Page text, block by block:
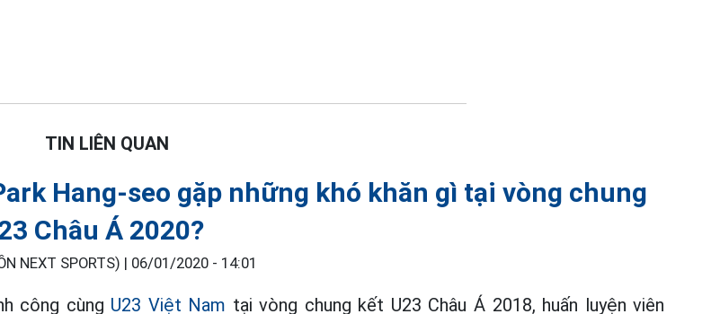
TIN LIÊN QUAN
Hang-seo gặp những khó khăn gì tại vòng chung
Châu Á 2020?
NEXT SPORTS) | 06/01/2020 - 14:01
công cùng U23 Việt Nam tại vòng chung kết U23 Châu Á 2018, huấn luyện viên